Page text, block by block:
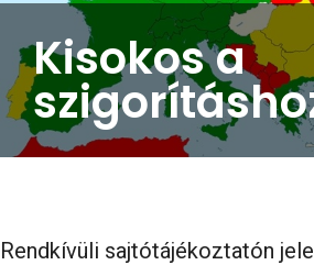
Kisokos a
Rendkívüli sajtótájékoztatón